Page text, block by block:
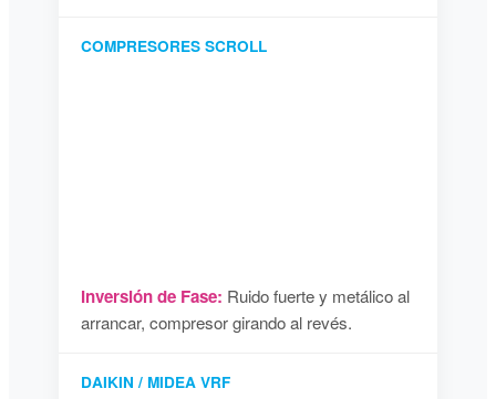
COMPRESORES SCROLL
Inversión de Fase: Ruido fuerte y metálico al
arrancar, compresor girando al revés.
DAIKIN / MIDEA VRF